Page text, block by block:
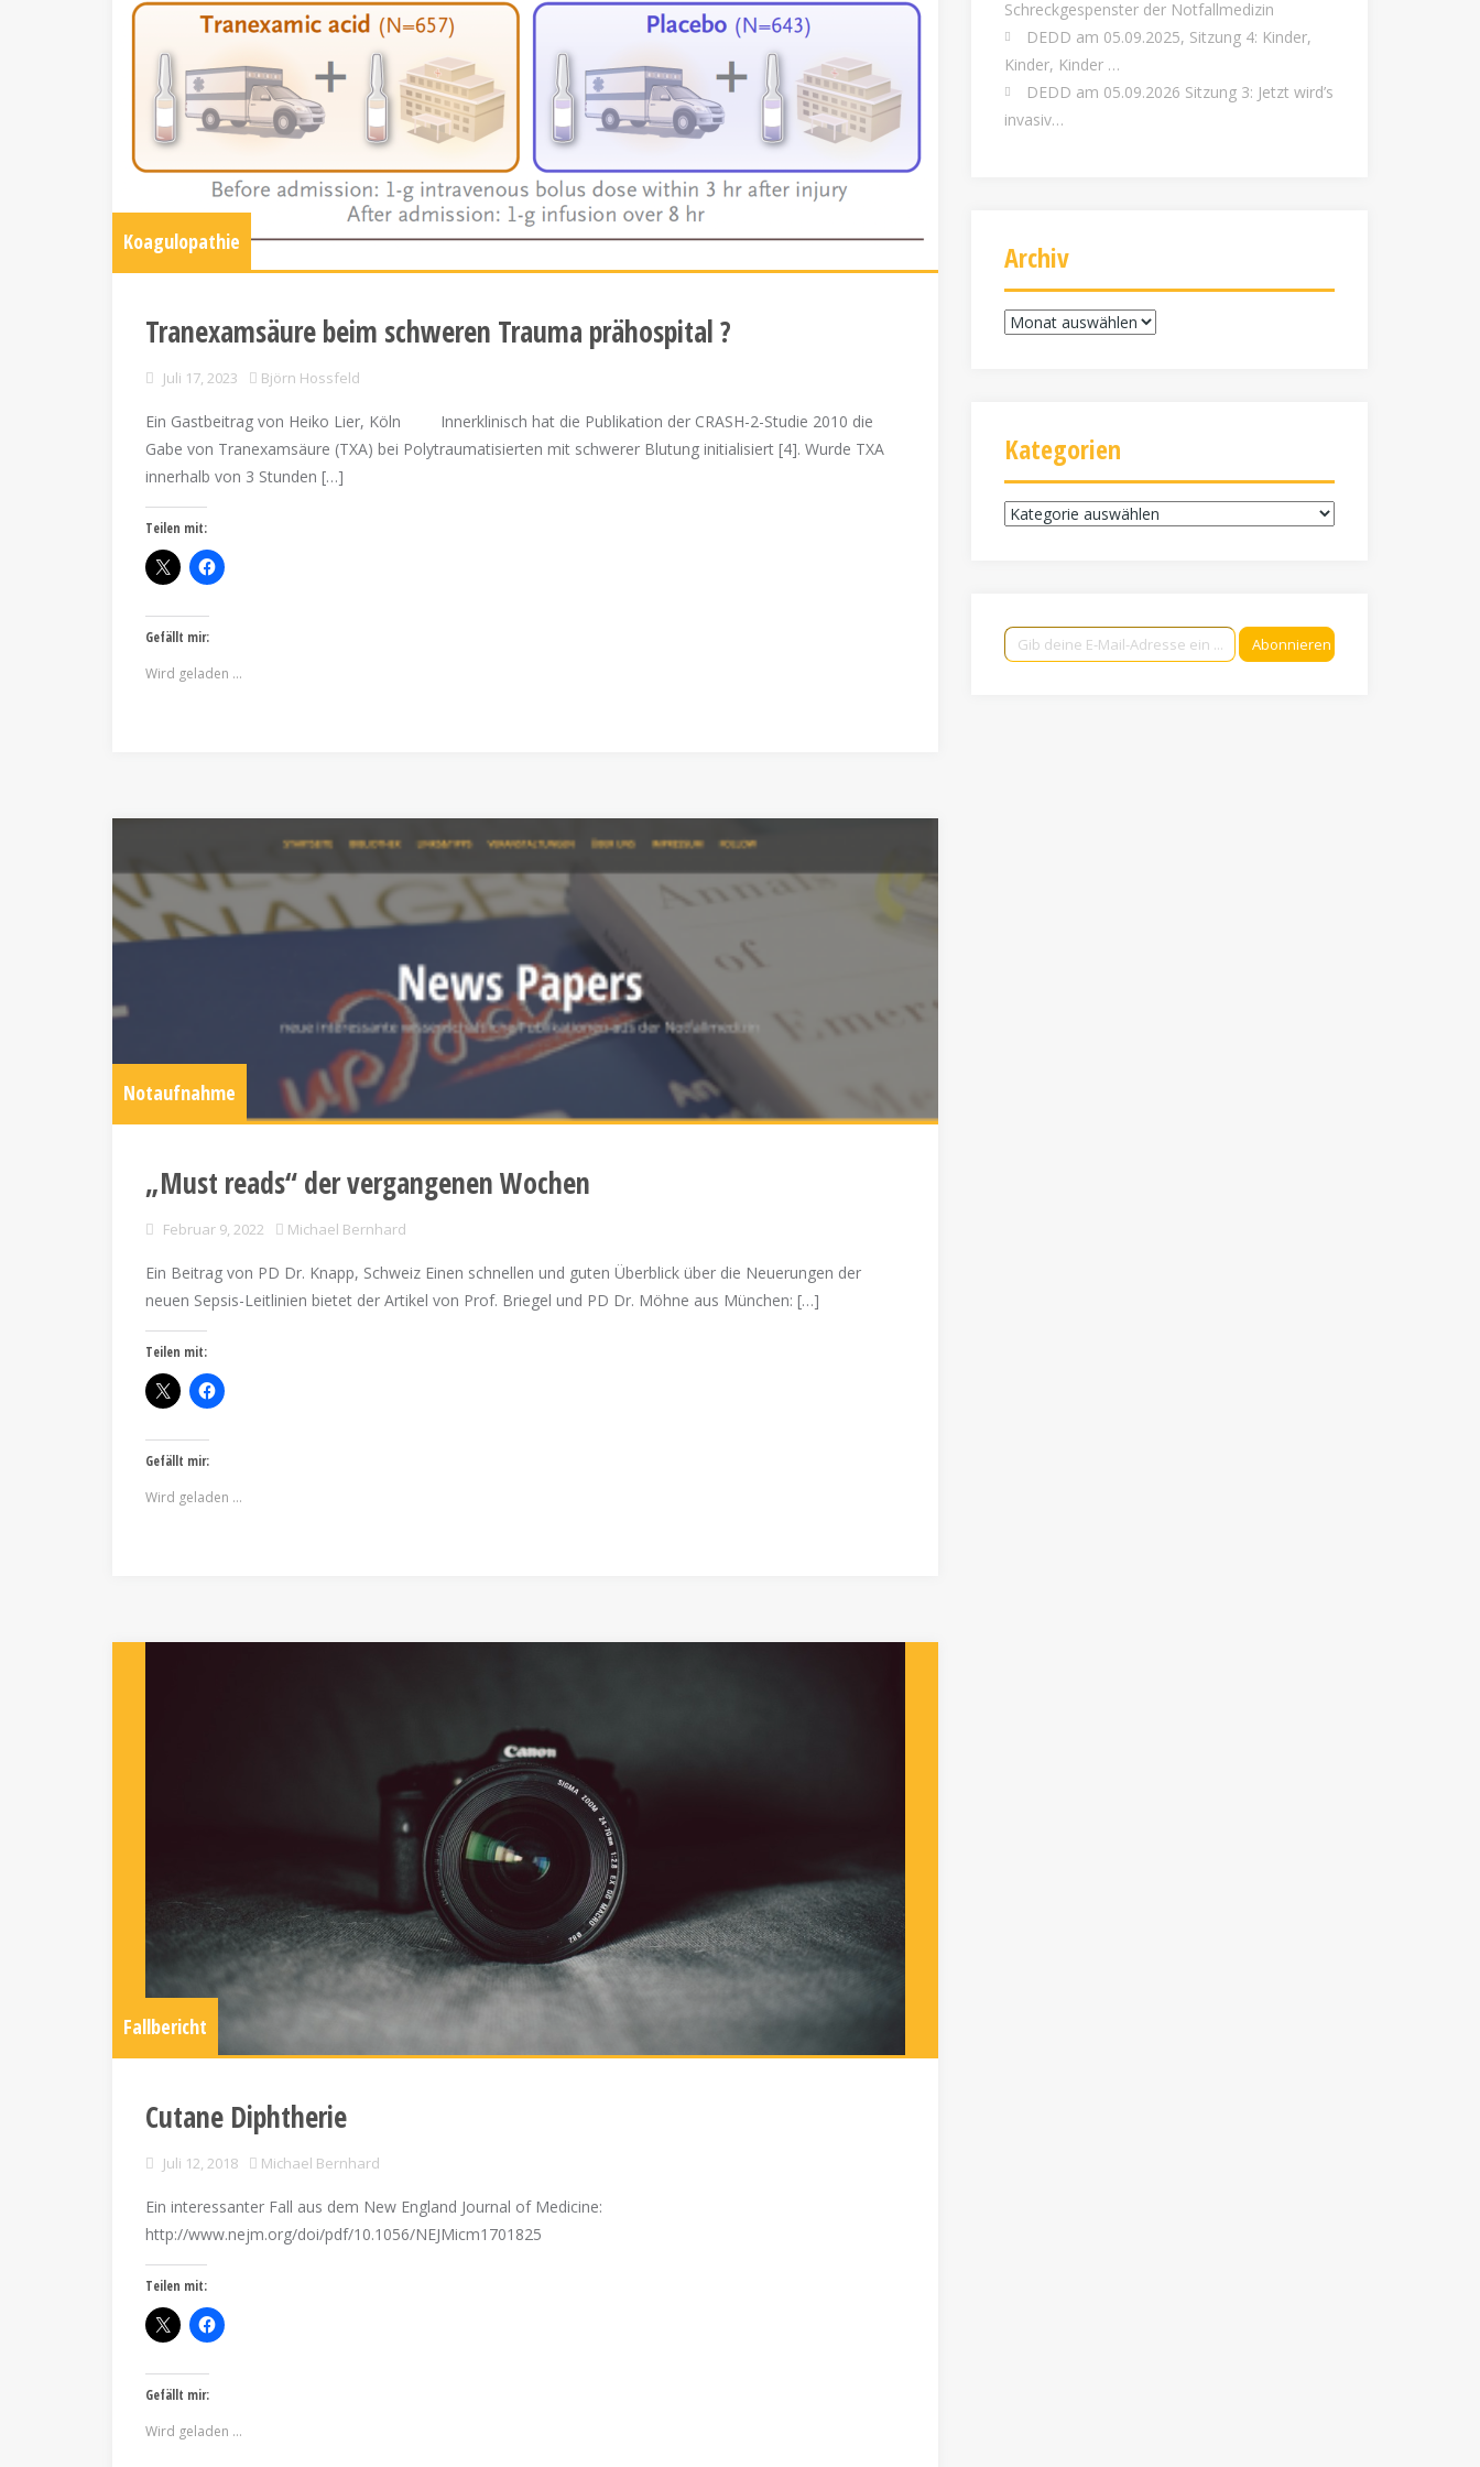
Koagulopathie
Tranexamsäure beim schweren Trauma prähospital ?
Juli 17, 2023 Björn Hossfeld
Ein Gastbeitrag von Heiko Lier, Köln Innerklinisch hat die Publikation der CRASH-2-Studie 2010 die
Gabe von Tranexamsäure (TXA) bei Polytraumatisierten mit schwerer Blutung initialisiert [4]. Wurde TXA
innerhalb von 3 Stunden […]
Teilen mit:
Gefällt mir:
Wird geladen …
Notaufnahme
„Must reads“ der vergangenen Wochen
Februar 9, 2022 Michael Bernhard
Ein Beitrag von PD Dr. Knapp, Schweiz Einen schnellen und guten Überblick über die Neuerungen der
neuen Sepsis-Leitlinien bietet der Artikel von Prof. Briegel und PD Dr. Möhne aus München: […]
Teilen mit:
Gefällt mir:
Wird geladen …
Fallbericht
Cutane Diphtherie
Juli 12, 2018 Michael Bernhard
Ein interessanter Fall aus dem New England Journal of Medicine:
http://www.nejm.org/doi/pdf/10.1056/NEJMicm1701825
Teilen mit:
Gefällt mir:
Wird geladen …
Schreckgespenster der Notfallmedizin
DEDD am 05.09.2025, Sitzung 4: Kinder,
Kinder, Kinder …
DEDD am 05.09.2026 Sitzung 3: Jetzt wird’s
invasiv…
Archiv
Archiv
Kategorien
Kategorien
Gib deine E-Mail-Adresse ein ...
Abonnieren